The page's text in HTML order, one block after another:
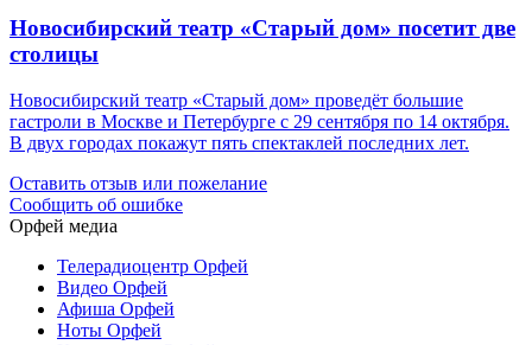
Новосибирский театр «Старый дом» посетит две
столицы
Новосибирский театр «Старый дом» проведёт большие
гастроли в Москве и Петербурге с 29 сентября по 14 октября.
В двух городах покажут пять спектаклей последних лет.
Оставить отзыв или пожелание
Сообщить об ошибке
Орфей медиа
Телерадиоцентр Орфей
Видео Орфей
Афиша Орфей
Ноты Орфей